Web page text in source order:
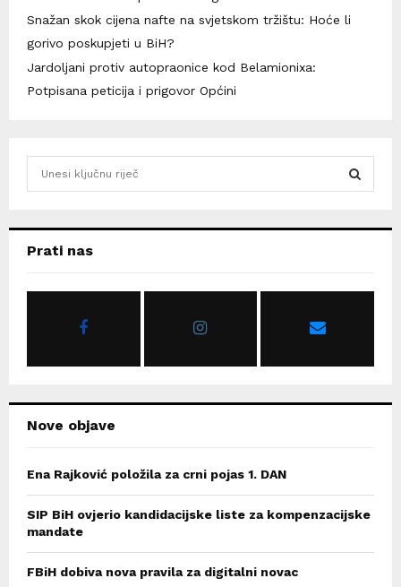
Snažan skok cijena nafte na svjetskom tržištu: Hoće li
gorivo poskupjeti u BiH?
Jardoljani protiv autopraonice kod Belamionixa:
Potpisana peticija i prigovor Općini
hPrati nas
Nove objave
Ena Rajković položila za crni pojas 1. DAN
SIP BiH ovjerio kandidacijske liste za kompenzacijske
mandate
FBiH dobiva nova pravila za digitalni novac